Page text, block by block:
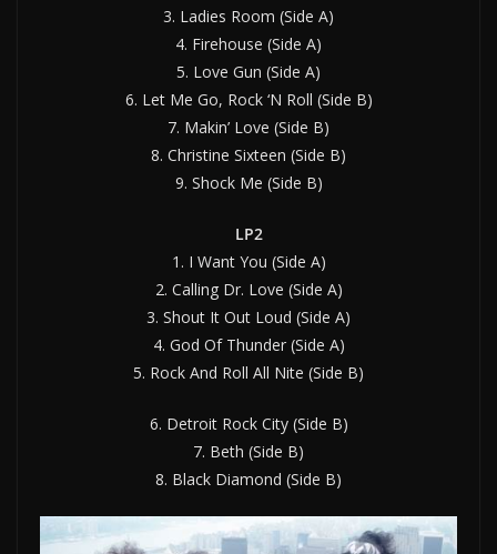
3. Ladies Room (Side A)
4. Firehouse (Side A)
5. Love Gun (Side A)
6. Let Me Go, Rock ‘N Roll (Side B)
7. Makin’ Love (Side B)
8. Christine Sixteen (Side B)
9. Shock Me (Side B)
LP2
1. I Want You (Side A)
2. Calling Dr. Love (Side A)
3. Shout It Out Loud (Side A)
4. God Of Thunder (Side A)
5. Rock And Roll All Nite (Side B)
6. Detroit Rock City (Side B)
7. Beth (Side B)
8. Black Diamond (Side B)